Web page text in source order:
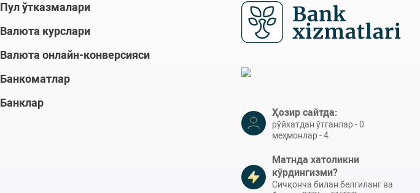
Пул ўтказмалари
Валюта курслари
Валюта онлайн-конверсияси
Банкоматлар
Банклар
Ҳозир сайтда:
рўйхатдан ўтганлар - 0
меҳмонлар - 4
Матнда хатоликни
кўрдингизми?
Сичқонча билан белгиланг ва